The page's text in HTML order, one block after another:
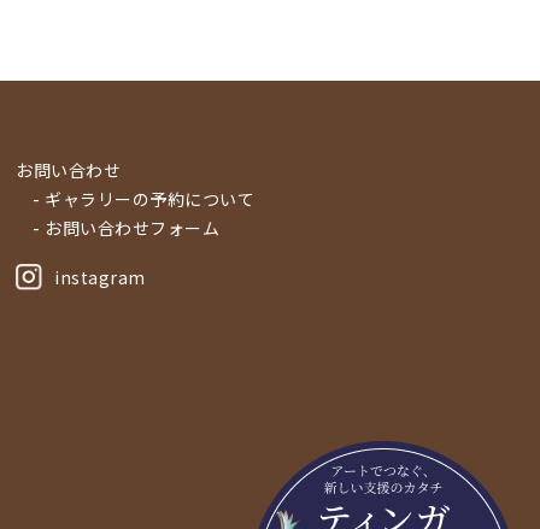
お問い合わせ
- ギャラリーの予約について
- お問い合わせフォーム
instagram